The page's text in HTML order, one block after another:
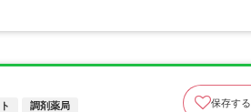
調剤薬局 保存する